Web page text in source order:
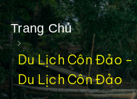
Trang Chủ
Du Lịch Côn Đảo -
Du Lịch Côn Đảo